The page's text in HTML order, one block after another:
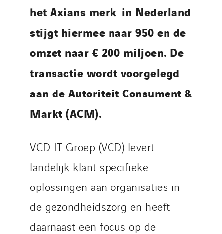
het Axians merk in Nederland
stijgt hiermee naar 950 en de
omzet naar € 200 miljoen. De
transactie wordt voorgelegd
aan de Autoriteit Consument &
Markt (ACM).
VCD IT Groep (VCD) levert
landelijk klant specifieke
oplossingen aan organisaties in
de gezondheidszorg en heeft
daarnaast een focus op de